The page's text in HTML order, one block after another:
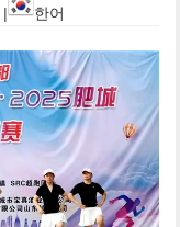
| 한어